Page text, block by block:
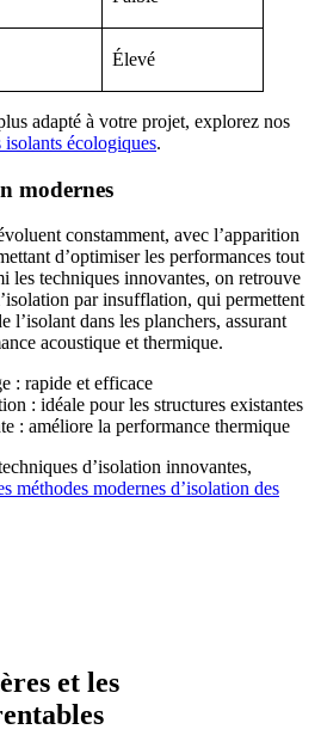
Élevé
adapté à votre projet, explorez nos
isolants écologiques.
modernes
constamment, avec l’apparition
d’optimiser les performances tout
les techniques innovantes, on retrouve
par insufflation, qui permettent
l’isolant dans les planchers, assurant
acoustique et thermique.
: rapide et efficace
: idéale pour les structures existantes
: améliore la performance thermique
d’isolation innovantes,
méthodes modernes d’isolation des
et les